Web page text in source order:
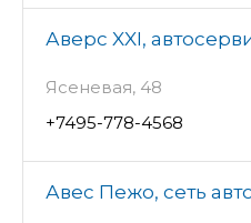
Аверс XXI,
Ясеневая, 48
+7495-778-4568
Авес Пежо, сеть